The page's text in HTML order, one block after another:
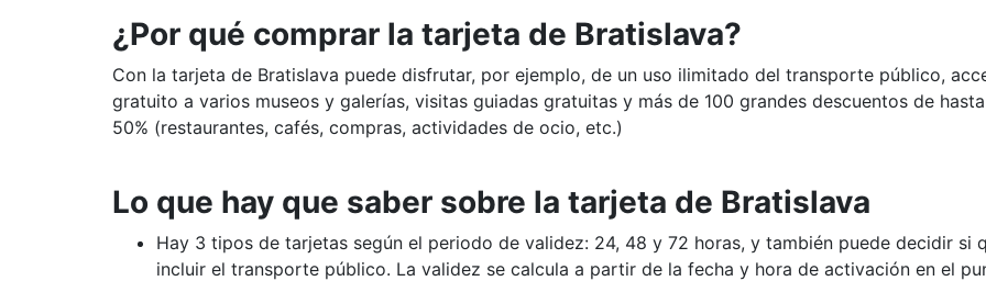
¿Por qué comprar la tarjeta de Bratislava?
Con la tarjeta de Bratislava puede disfrutar, por ejemplo, de un uso ilimitado del transporte público,
gratuito a varios museos y galerías, visitas guiadas gratuitas y más de 100 grandes descuentos de
50% (restaurantes, cafés, compras, actividades de ocio, etc.)
Lo que hay que saber sobre la tarjeta de Bratislava
Hay 3 tipos de tarjetas según el periodo de validez: 24, 48 y 72 horas, y también puede decidir si
incluir el transporte público. La validez se calcula a partir de la fecha y hora de activación en el